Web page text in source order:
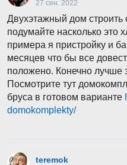
27 сен. 2022
Двухэтажный дом
подумайте насколько это
примера я пристройку и
месяцев что бы все
положено. Конечно лучше
Посмотрите тут
бруса в готовом варианте
domokomplekty/
teremok